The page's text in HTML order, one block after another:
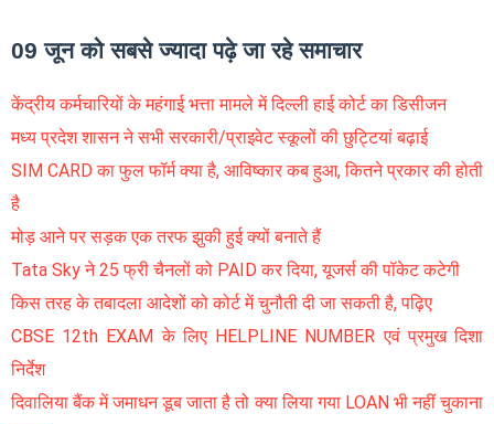
09 जून को सबसे ज्यादा पढ़े जा रहे समाचार
केंद्रीय कर्मचारियों के महंगाई भत्ता मामले में दिल्ली हाई कोर्ट का डिसीजन
मध्य प्रदेश शासन ने सभी सरकारी/प्राइवेट स्कूलों की छुट्टियां बढ़ाई
SIM CARD का फुल फॉर्म क्या है, आविष्कार कब हुआ, कितने प्रकार की होती
है
मोड़ आने पर सड़क एक तरफ झुकी हुई क्यों बनाते हैं
Tata Sky ने 25 फ्री चैनलों को PAID कर दिया, यूजर्स की पॉकेट कटेगी
किस तरह के तबादला आदेशों को कोर्ट में चुनौती दी जा सकती है, पढ़िए
CBSE 12th EXAM के लिए HELPLINE NUMBER एवं प्रमुख दिशा
निर्देश
दिवालिया बैंक में जमाधन डूब जाता है तो क्या लिया गया LOAN भी नहीं चुकाना